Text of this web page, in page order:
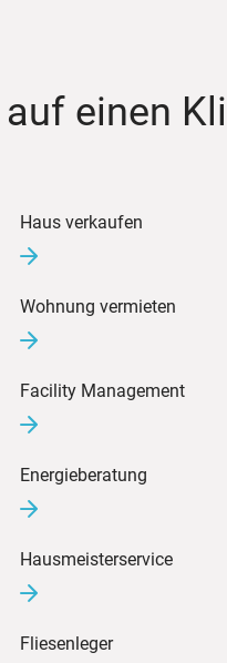
einen
Haus verkaufen
Wohnung vermieten
Facility Management
Energieberatung
Hausmeisterservice
Fliesenleger